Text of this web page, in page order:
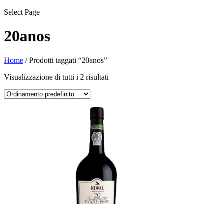
Select Page
20anos
Home / Prodotti taggati “20anos”
Visualizzazione di tutti i 2 risultati